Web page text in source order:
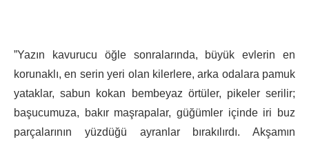
”Yazın kavurucu öğle sonralarında, büyük evlerin en
korunaklı, en serin yeri olan kilerlere, arka odalara pamuk
yataklar, sabun kokan bembeyaz örtüler, pikeler serilir;
başucumuza, bakır maşrapalar, güğümler içinde iri buz
parçalarının yüzdüğü ayranlar bırakılırdı. Akşamın